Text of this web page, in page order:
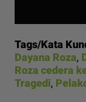
Tags/Kata
Dayana Roza,
Roza cedera
Tragedi,